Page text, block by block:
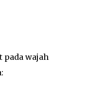
pada wajah